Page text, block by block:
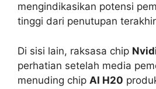
mengindikasikan potensi
tinggi dari penutupan
Di sisi lain, raksasa chip
perhatian setelah media
menuding chip AI H20